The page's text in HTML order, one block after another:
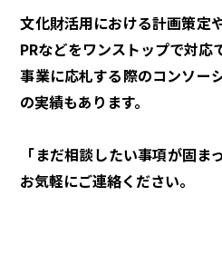
文化財活用における計画策定
PRなどをワンストップで対応
事業に応札する際のコンソー
の実績もあります。
「まだ相談したい事項が固ま
お気軽にご連絡ください。